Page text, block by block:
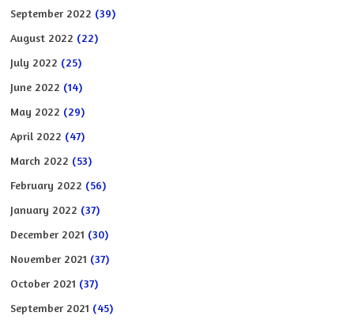
September 2022 (39)
August 2022 (22)
July 2022 (25)
June 2022 (14)
May 2022 (29)
April 2022 (47)
March 2022 (53)
February 2022 (56)
January 2022 (37)
December 2021 (30)
November 2021 (37)
October 2021 (37)
September 2021 (45)